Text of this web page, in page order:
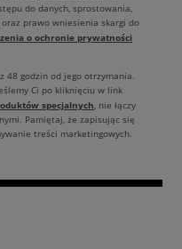
do danych, sprostowania,
prawo wniesienia skargi do
o ochronie prywatności
48 godzin od jego otrzymania.
Ci po kliknięciu w link
specjalnych, nie łączy
Pamiętaj, że zapisując się
treści marketingowych.